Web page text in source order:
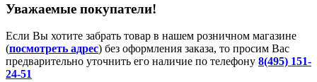
Уважаемые покупатели!
Если Вы хотите забрать товар в нашем розничном магазине
(посмотреть адрес) без оформления заказа, то просим Вас
предварительно уточнить его наличие по телефону 8(495) 151-
24-51